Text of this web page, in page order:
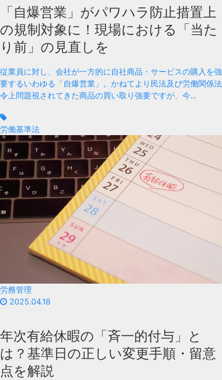
「自爆営業」がパワハラ防止措置上
の規制対象に！現場における「当た
り前」の見直しを
従業員に対し、会社が一方的に自社商品・サービスの購入を強
要するいわゆる「自爆営業」。かねてより民法及び労働関係法
令上問題視されてきた商品の買い取り強要ですが、今...
労働基準法
労務管理
2025.04.18
年次有給休暇の「斉一的付与」と
は？基準日の正しい変更手順・留意
点を解説